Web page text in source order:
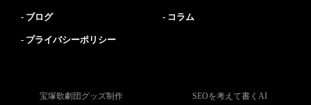
ブログ コラム
プライバシーポリシー
宝塚歌劇団グッズ制作 SEOを考えて書くAI